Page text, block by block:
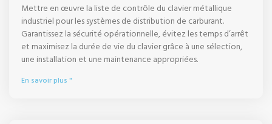
Mettre en œuvre la liste de contrôle du clavier métallique
industriel pour les systèmes de distribution de carburant.
Garantissez la sécurité opérationnelle, évitez les temps d’arrêt
et maximisez la durée de vie du clavier grâce à une sélection,
une installation et une maintenance appropriées.
En savoir plus "